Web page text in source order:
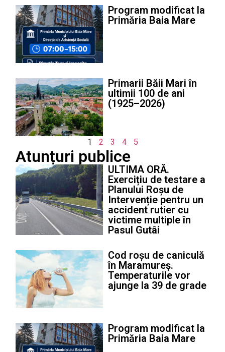
Program modificat la
Primăria Baia Mare
Primarii Băii Mari în
ultimii 100 de ani
(1925–2026)
1 2 3 4 5
Atunțuri publice
ULTIMA ORĂ.
Exercițiu de testare a
Planului Roșu de
Intervenție pentru un
accident rutier cu
victime multiple în
Pasul Gutâi
Cod roșu de caniculă
în Maramureș.
Temperaturile vor
ajunge la 39 de grade
Program modificat la
Primăria Baia Mare